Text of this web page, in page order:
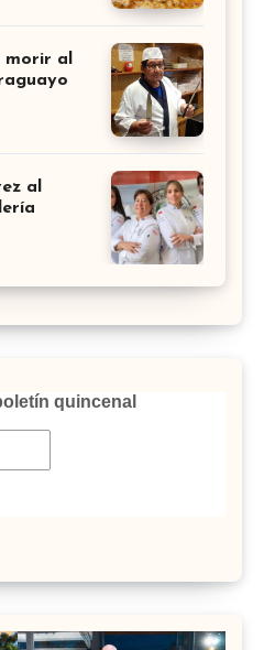
morir al
al
quincenal